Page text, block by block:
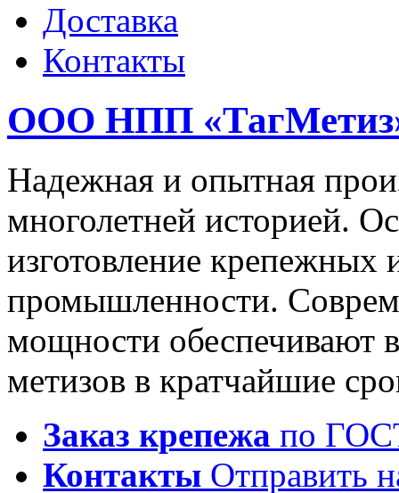
Доставка
Контакты
ООО НПП
Надежная и опытная
многолетней историей.
изготовление крепежных
промышленности.
мощности обеспечивают
метизов в кратчайшие
Заказ крепежа по
Контакты Отправить